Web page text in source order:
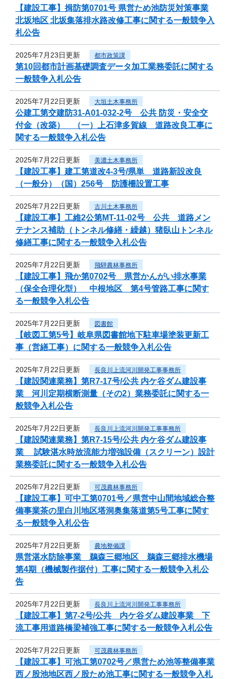
【建設工事】揖防第0701号 県営ため池防災対策事業
北坂地区 北坂集落排水路改修工事に関する一般競争入
札公告
2025年7月23日更新 都市政策課
第10回都市計画基礎調査データ加工業務委託に関する
一般競争入札公告
2025年7月22日更新 大垣土木事務所
公建工第交建防31-A01-032-2号 公共 防災・安全交
付金（改築） （一）上石津多賀線 道路改良工事に
関する一般競争入札公告
2025年7月22日更新 美濃土木事務所
【建設工事】建工第道改4-3号/県単 道路新設改良
（一般分）（国）256号 防護柵設置工事
2025年7月22日更新 古川土木事務所
【建設工事】工維2公第MT-11-02号 公共 道路メン
テナンス補助（トンネル修繕・繰越）猪臥山トンネル
修繕工事に関する一般競争入札公告
2025年7月22日更新 飛騨農林事務所
【建設工事】飛か第0702号 県営かんがい排水事業
（保全合理化型） 中根地区 第4号管路工事に関す
る一般競争入札公告
2025年7月22日更新 図書館
【岐図工第5号】岐阜県図書館地下駐車場塗装更新工
事（営繕工事）に関する一般競争入札公告
2025年7月22日更新 長良川上流河川開発工事事務所
【建設関連業務】第R7-17号/公共 内ケ谷ダム建設事
業 河川定期横断測量（その2）業務委託に関する一
般競争入札公告
2025年7月22日更新 長良川上流河川開発工事事務所
【建設関連業務】第R7-15号/公共 内ケ谷ダム建設事
業 試験湛水時放流能力増強設備（スクリーン）設計
業務委託に関する一般競争入札公告
2025年7月22日更新 可茂農林事務所
【建設工事】可中工第0701号／県営中山間地域総合整
備事業茶の里白川地区塔洞奥集落道第5号工事に関す
る一般競争入札公告
2025年7月22日更新 農地整備課
県営湛水防除事業 鵜森三郷地区 鵜森三郷排水機場
第4期（機械製作据付）工事に関する一般競争入札公
告
2025年7月22日更新 長良川上流河川開発工事事務所
【建設工事】第7-2号/公共 内ケ谷ダム建設事業 下
流工事用道路橋梁補強工事に関する一般競争入札公告
2025年7月22日更新 可茂農林事務所
【建設工事】可池工第0702号／県営ため池等整備事業
西ノ股池地区西ノ股ため池工事に関する一般競争入札